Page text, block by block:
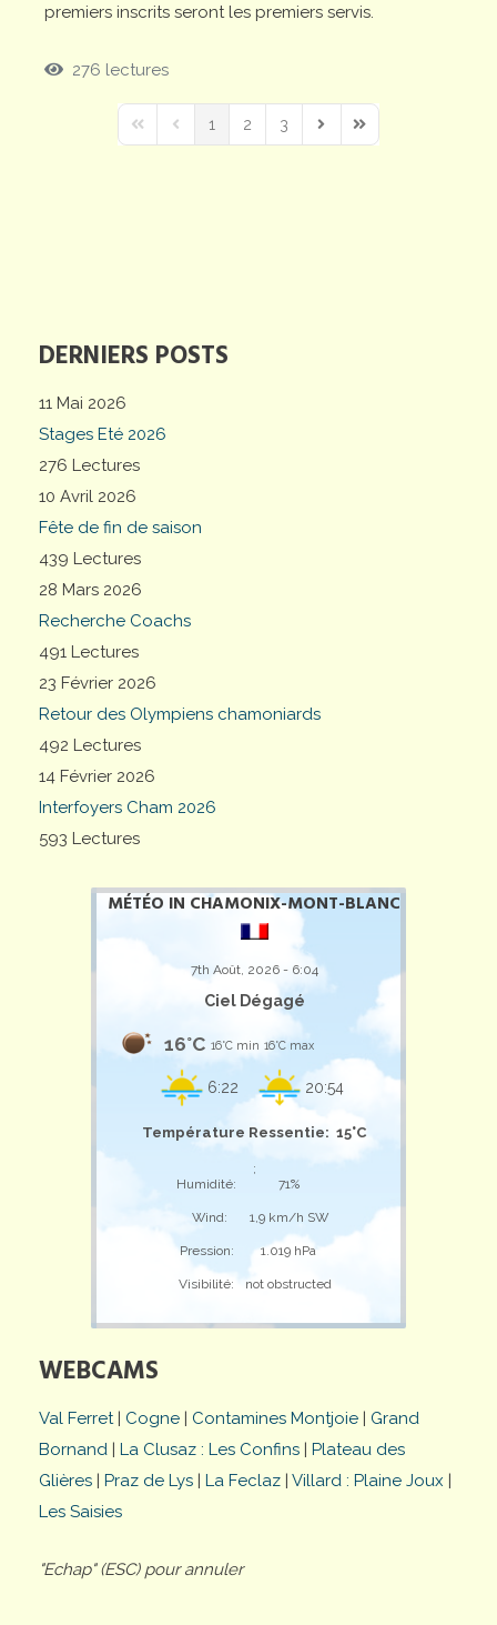
DERNIERS POSTS
11 Mai 2026
Stages Eté 2026
276 Lectures
10 Avril 2026
Fête de fin de saison
439 Lectures
28 Mars 2026
Recherche Coachs
491 Lectures
23 Février 2026
Retour des Olympiens chamoniards
492 Lectures
14 Février 2026
Interfoyers Cham 2026
593 Lectures
MÉTÉO IN CHAMONIX-MONT-BLANC
7th Août, 2026 - 6:04
Ciel Dégagé
16°C 16°C min 16°C max
6:22 20:54
Température Ressentie: 15°C
;
Humidité:
71%
Wind: 1,9 km/h SW
Pression: 1.019 hPa
Visibilité: not obstructed
WEBCAMS
Val Ferret| Cogne | Contamines Montjoie | Grand
Bornand | La Clusaz : Les Confins | Plateau des
Glières | Praz de Lys | La Feclaz | Villard : Plaine Joux |
Les Saisies
"Echap" (ESC) pour annuler
premiers inscrits seront les premiers servis.
276 lectures
First PagePrevious Page
1 2 3
Next PageLast Page